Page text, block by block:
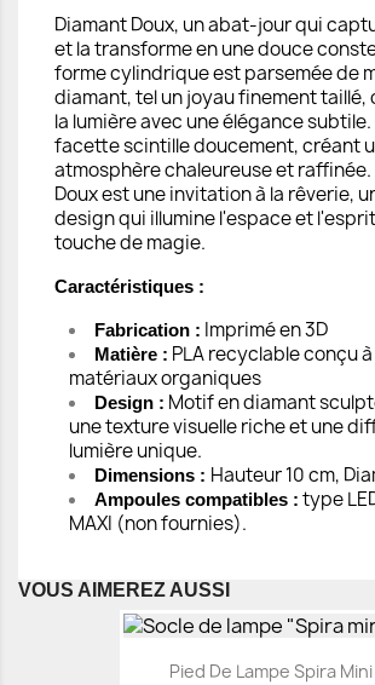
Diamant Doux, un abat-jour qui
et la transforme en une douce
forme cylindrique est parsemée de
diamant, tel un joyau finement
la lumière avec une élégance
facette scintille doucement, créant
atmosphère chaleureuse et raffinée.
Doux est une invitation à la rêverie,
design qui illumine l'espace et
touche de magie.
Caractéristiques :
Fabrication : Imprimé en 3D
Matière : PLA recyclable conçu
matériaux organiques
Design : Motif en diamant
une texture visuelle riche et une
lumière unique.
Dimensions : Hauteur 10 cm,
Ampoules compatibles : type
MAXI (non fournies).
VOUS AIMEREZ AUSSI
Pied De Lampe Spira Mini